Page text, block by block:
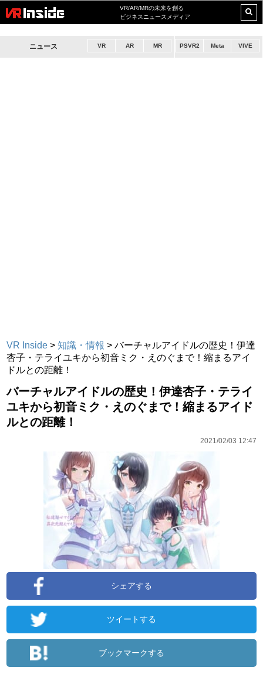
VR/AR/MRの未来を創る
ビジネスニュースメディア
ニュース VR AR MR PSVR2 Meta VIVE
VR Inside >知識・情報 >バーチャルアイドルの歴史！伊達
杏子・テライユキから初音ミク・えのぐまで！縮まるアイ
ドルとの距離！
バーチャルアイドルの歴史！伊達杏子・テライ
ユキから初音ミク・えのぐまで！縮まるアイド
ルとの距離！
2021/02/03 12:47
シェアする
ツイートする
ブックマークする